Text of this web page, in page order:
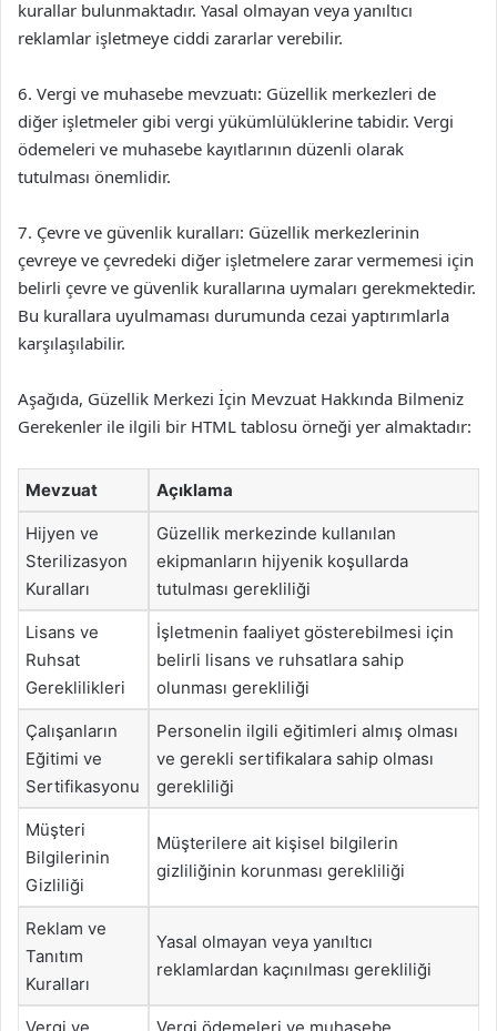
kurallar bulunmaktadır. Yasal olmayan veya yanıltıcı
reklamlar işletmeye ciddi zararlar verebilir.
6. Vergi ve muhasebe mevzuatı: Güzellik merkezleri de
diğer işletmeler gibi vergi yükümlülüklerine tabidir. Vergi
ödemeleri ve muhasebe kayıtlarının düzenli olarak
tutulması önemlidir.
7. Çevre ve güvenlik kuralları: Güzellik merkezlerinin
çevreye ve çevredeki diğer işletmelere zarar vermemesi için
belirli çevre ve güvenlik kurallarına uymaları gerekmektedir.
Bu kurallara uyulmaması durumunda cezai yaptırımlarla
karşılaşılabilir.
Aşağıda, Güzellik Merkezi İçin Mevzuat Hakkında Bilmeniz
Gerekenler ile ilgili bir HTML tablosu örneği yer almaktadır:
Mevzuat Açıklama
Hijyen ve
Sterilizasyon
Kuralları
Güzellik merkezinde kullanılan
ekipmanların hijyenik koşullarda
tutulması gerekliliği
Lisans ve
Ruhsat
Gereklilikleri
İşletmenin faaliyet gösterebilmesi için
belirli lisans ve ruhsatlara sahip
olunması gerekliliği
Çalışanların
Eğitimi ve
Sertifikasyonu
Personelin ilgili eğitimleri almış olması
ve gerekli sertifikalara sahip olması
gerekliliği
Müşteri
Bilgilerinin
Gizliliği
Müşterilere ait kişisel bilgilerin
gizliliğinin korunması gerekliliği
Reklam ve
Tanıtım
Kuralları
Yasal olmayan veya yanıltıcı
reklamlardan kaçınılması gerekliliği